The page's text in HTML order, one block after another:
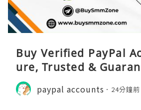
Buy Verified PayPal
ure, Trusted &
paypal accounts 24分鐘前